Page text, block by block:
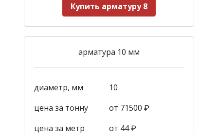
Купить арматуру 8
арматура 10 мм
диаметр, мм
10
цена за тонну
от 71500 ₽
цена за метр
от 44₽